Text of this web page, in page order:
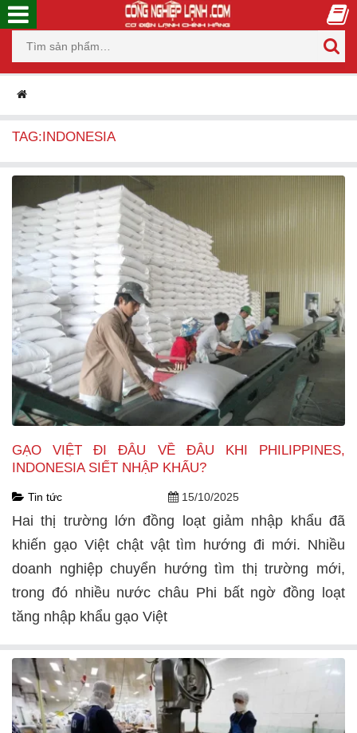
TAG:INDONESIA
GẠO VIỆT ĐI ĐÂU VỀ ĐÂU KHI PHILIPPINES,
INDONESIA SIẾT NHẬP KHẨU?
Tin tức 15/10/2025
Hai thị trường lớn đồng loạt giảm nhập khẩu đã
khiến gạo Việt chật vật tìm hướng đi mới. Nhiều
doanh nghiệp chuyển hướng tìm thị trường mới,
trong đó nhiều nước châu Phi bất ngờ đồng loạt
tăng nhập khẩu gạo Việt